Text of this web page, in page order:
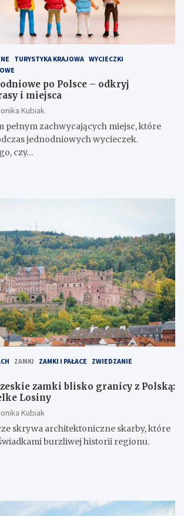
TURYSTYKA KRAJOWA WYCIECZKI
po Polsce – odkryj
i miejsca
Kubiak
pełnym zachwycających miejsc, które
jednodniowych wycieczek.
czy…
ZAMKI ZAMKI I PAŁACE
ZWIEDZANIE
zamki blisko granicy z Polską:
Losiny
Kubiak
skrywa architektoniczne skarby, które
burzliwej historii regionu.